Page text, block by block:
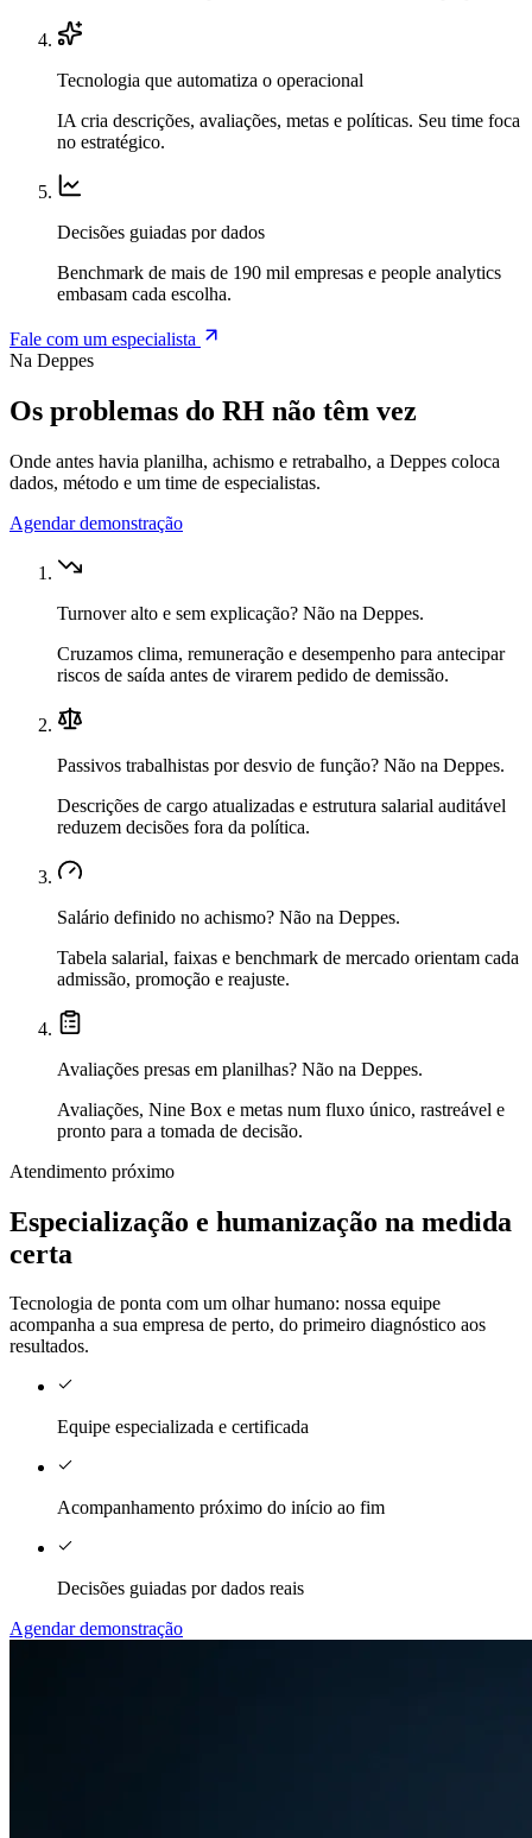
Tecnologia que automatiza o operacional
IA cria descrições, avaliações, metas e políticas. Seu time foca
no estratégico.
Decisões guiadas por dados
Benchmark de mais de 190 mil empresas e people analytics
embasam cada escolha.
Fale com um especialista
Na Deppes
Os problemas do RH não têm vez
Onde antes havia planilha, achismo e retrabalho, a Deppes coloca
dados, método e um time de especialistas.
Agendar demonstração
Turnover alto e sem explicação? Não na Deppes.
Cruzamos clima, remuneração e desempenho para antecipar
riscos de saída antes de virarem pedido de demissão.
Passivos trabalhistas por desvio de função? Não na Deppes.
Descrições de cargo atualizadas e estrutura salarial auditável
reduzem decisões fora da política.
Salário definido no achismo? Não na Deppes.
Tabela salarial, faixas e benchmark de mercado orientam cada
admissão, promoção e reajuste.
Avaliações presas em planilhas? Não na Deppes.
Avaliações, Nine Box e metas num fluxo único, rastreável e
pronto para a tomada de decisão.
Atendimento próximo
Especialização e humanização na medida
certa
Tecnologia de ponta com um olhar humano: nossa equipe
acompanha a sua empresa de perto, do primeiro diagnóstico aos
resultados.
Equipe especializada e certificada
Acompanhamento próximo do início ao fim
Decisões guiadas por dados reais
Agendar demonstração